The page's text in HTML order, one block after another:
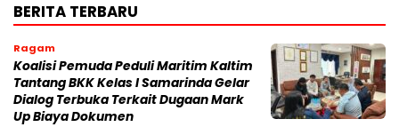
BERITA TERBARU
Ragam
Koalisi Pemuda Peduli Maritim Kaltim
Tantang BKK Kelas I Samarinda Gelar
Dialog Terbuka Terkait Dugaan Mark
Up Biaya Dokumen